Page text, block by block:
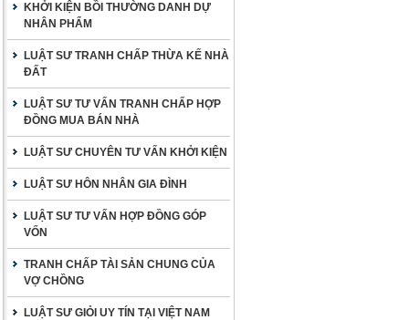
KHỞI KIỆN BỒI THƯỜNG DANH DỰ
NHÂN PHẨM
LUẬT SƯ TRANH CHẤP THỪA KẾ NHÀ
ĐẤT
LUẬT SƯ TƯ VẤN TRANH CHẤP HỢP
ĐỒNG MUA BÁN NHÀ
LUẬT SƯ CHUYÊN TƯ VẤN KHỞI KIỆN
LUẬT SƯ HÔN NHÂN GIA ĐÌNH
LUẬT SƯ TƯ VẤN HỢP ĐỒNG GÓP
VỐN
TRANH CHẤP TÀI SẢN CHUNG CỦA
VỢ CHỒNG
LUẬT SƯ GIỎI UY TÍN TẠI VIỆT NAM